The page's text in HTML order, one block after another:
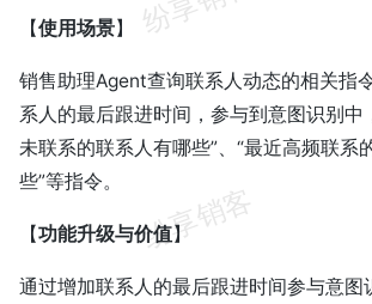
【使用场景】
销售助理Agent查询联系人动态的相关指
系人的最后跟进时间，参与到意图识别中
未联系的联系人有哪些”、“最近高频联系
些”等指令。
【功能升级与价值】
通过增加联系人的最后跟进时间参与意图